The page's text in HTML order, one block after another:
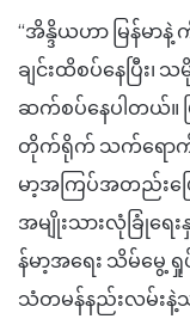
“အိန္ဒိယဟာ မြန်မာနဲ့
ချင်းထိစပ်နေပြီး၊
ဆက်စပ်နေပါတယ်။
တိုက်ရိုက် သက်ရောက်စ
မာ့အကြပ်အတည်းဖြ
အမျိုးသားလုံခြုံရ
န်မာ့အရေး သိမ်မွ
သံတမန်နည်းလမ်းနဲ့သ